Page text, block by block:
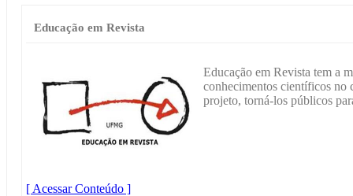
Educação em Revista
Educação em Revista tem a
conhecimentos científicos no
projeto, torná-los públicos
[ Acessar Conteúdo ]